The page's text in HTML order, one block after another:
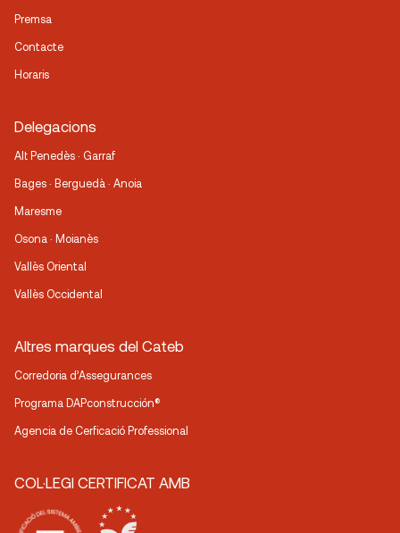
Premsa
Contacte
Horaris
Delegacions
Alt Penedès · Garraf
Bages · Berguedà · Anoia
Maresme
Osona · Moianès
Vallès Oriental
Vallès Occidental
Altres marques del Cateb
Corredoria d’Assegurances
Programa DAPconstrucción®
Agencia de Cerficació Professional
COL·LEGI CERTIFICAT AMB